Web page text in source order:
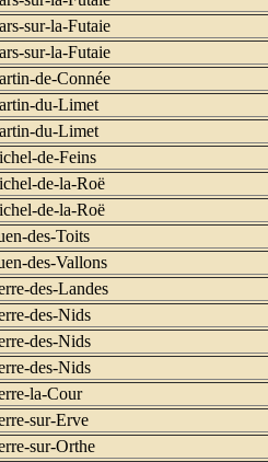
sur-la-Futaie
sur-la-Futaie
de-Connée
du-Limet
du-Limet
de-Feins
de-la-Roë
de-la-Roë
des-Toits
des-Vallons
des-Landes
des-Nids
des-Nids
des-Nids
la-Cour
sur-Erve
sur-Orthe